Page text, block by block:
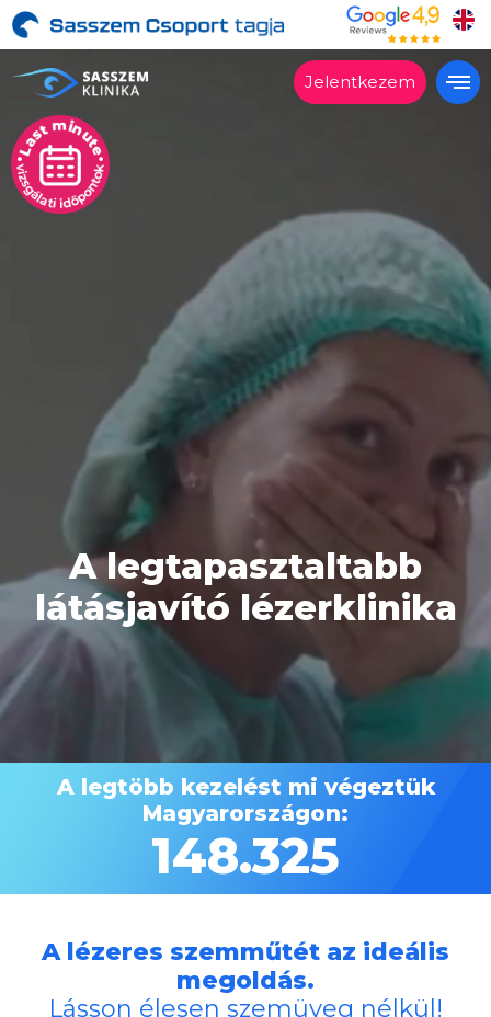
Jelentkezem
Árak
Vélemények
Miért a Sasszemklinika?
Lépésről lépésre
Szakrendelés
Kapcsolat
A legtöbb kezelést mi végeztük
Magyarországon:
148.325
A lézeres szemműtét az ideális
megoldás.
Lásson élesen szemüveg nélkül!